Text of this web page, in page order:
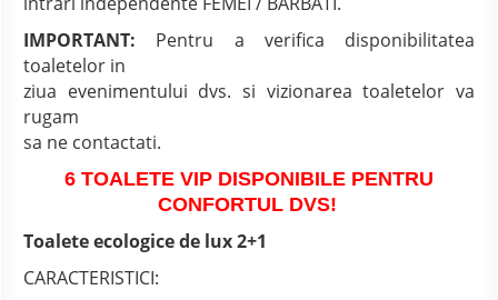
IMPORTANT: Pentru a verifica disponibilitatea
toaletelor in
ziua evenimentului dvs. si vizionarea toaletelor va
rugam
sa ne contactati.
6 TOALETE VIP DISPONIBILE PENTRU
CONFORTUL DVS!
Toalete ecologice de lux 2+1
CARACTERISTICI: